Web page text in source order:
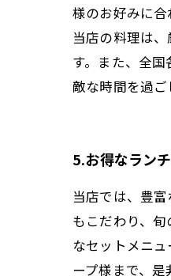
様のお好みに
当店の料理は
す。また、全
敵な時間を過ご
5.お得なラン
当店では、豊
もこだわり、
なセットメニ
ープ様まで、